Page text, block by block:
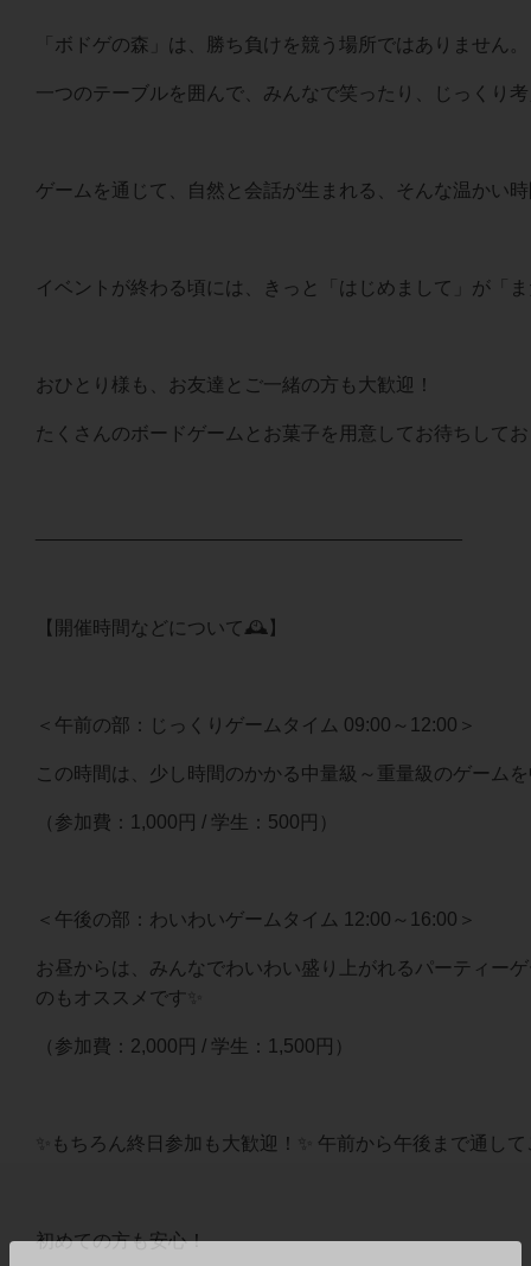
「ボドゲの森」は、勝ち負けを競う場所ではありません
一つのテーブルを囲んで、みんなで笑ったり、じっくり
ゲームを通じて、自然と会話が生まれる、そんな温かい
イベントが終わる頃には、きっと「はじめまして」が「
おひとり様も、お友達とご一緒の方も大歓迎！
たくさんのボードゲームとお菓子を用意してお待ちして
【開催時間などについて🕰️】
＜午前の部：じっくりゲームタイム 09:00～12:00＞
この時間は、少し時間のかかる中量級～重量級のゲーム
（参加費：1,000円 / 学生：500円）
＜午後の部：わいわいゲームタイム 12:00～16:00＞
お昼からは、みんなでわいわい盛り上がれるパーティー
のもオススメです✨
（参加費：2,000円 / 学生：1,500円）
✨もちろん終日参加も大歓迎！✨ 午前から午後まで通
初めての方も安心！